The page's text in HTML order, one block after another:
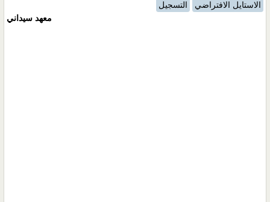
الاستايل الافتراضي
التسجيل
معهد سيداني